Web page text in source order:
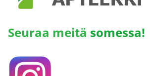
Seuraa meitä somessa!